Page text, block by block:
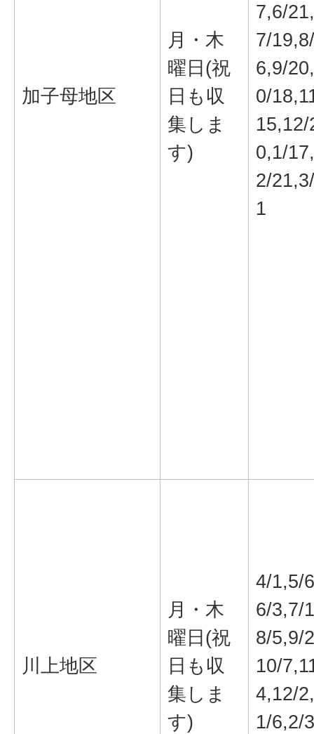
加子母地区
月・木
曜日(祝
日も収
集しま
す)
7,6/21,
7/
6,9/
0/
15,12/
0,1/17,
2/
1
川上地区
月・木
曜日(祝
日も収
集しま
す)
4/1,5/
6/3,7/
8/5,9/
10/
4,12/2,
1/6,2/